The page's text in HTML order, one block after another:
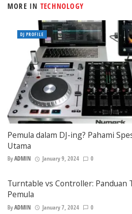
MORE IN TECHNOLOGY
Pemula dalam DJ-ing? Pahami
Utama
ByADMIN January 9, 2024 0
DJ PROFILE
Turntable vs Controller: Panduan
Pemula
ByADMIN January 7, 2024 0